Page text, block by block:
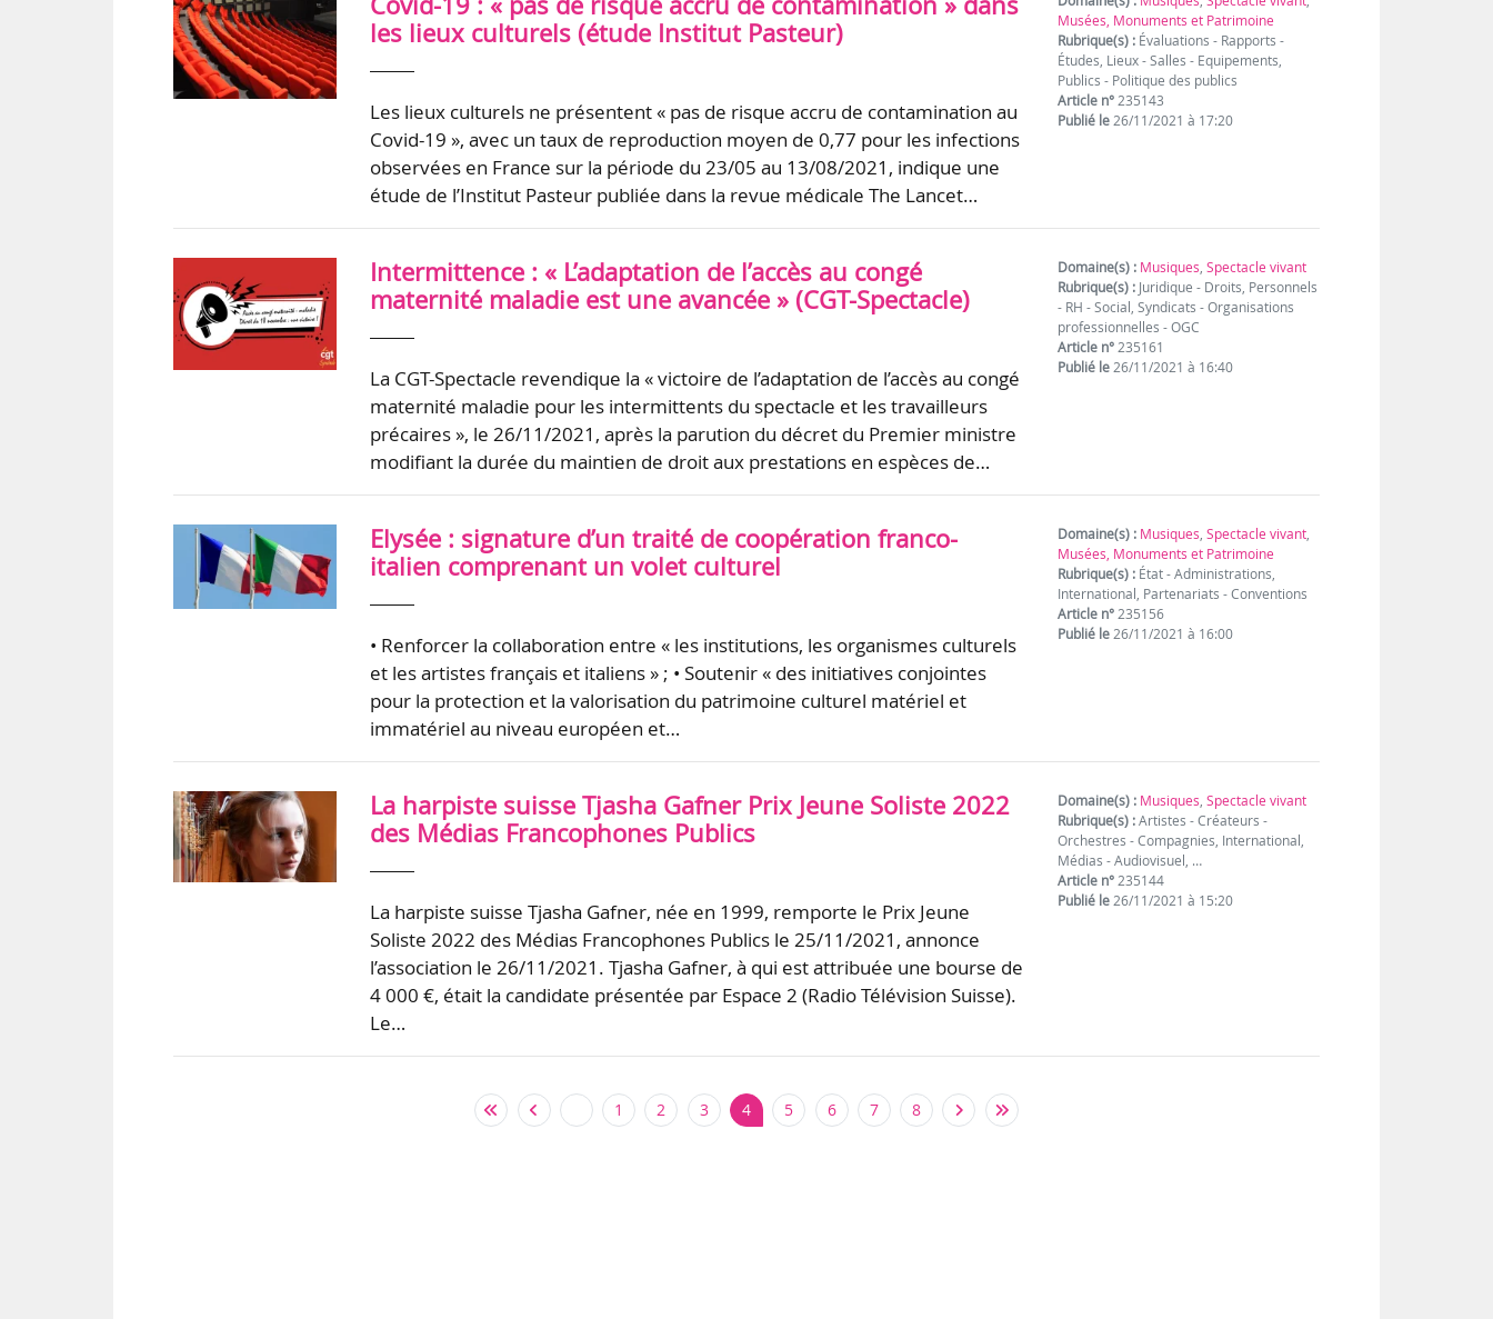
les lieux culturels (étude Institut Pasteur)
Les lieux culturels ne présentent « pas de risque accru de contamination au
Covid-19 », avec un taux de reproduction moyen de 0,77 pour les infections
observées en France sur la période du 23/05 au 13/08/2021, indique une
étude de l’Institut Pasteur publiée dans la revue médicale The Lancet…
Musées, Monuments et Patrimoine
Rubrique(s) : Évaluations - Rapports -
Études, Lieux - Salles - Equipements,
Publics - Politique des publics
Article n°235143
Publié le26/11/2021 à 17:20
Intermittence : « L’adaptation de l’accès au congé
maternité maladie est une avancée » (CGT-Spectacle)
La CGT-Spectacle revendique la « victoire de l’adaptation de l’accès au congé
maternité maladie pour les intermittents du spectacle et les travailleurs
précaires », le 26/11/2021, après la parution du décret du Premier ministre
modifiant la durée du maintien de droit aux prestations en espèces de…
Domaine(s) : Musiques,Spectacle vivant
Rubrique(s) : Juridique - Droits, Personnels
- RH - Social, Syndicats - Organisations
professionnelles - OGC
Article n°235161
Publié le26/11/2021 à 16:40
Elysée : signature d’un traité de coopération franco-
italien comprenant un volet culturel
• Renforcer la collaboration entre « les institutions, les organismes culturels
et les artistes français et italiens » ; • Soutenir « des initiatives conjointes
pour la protection et la valorisation du patrimoine culturel matériel et
immatériel au niveau européen et…
Domaine(s) : Musiques,Spectacle vivant,
Musées, Monuments et Patrimoine
Rubrique(s) : État - Administrations,
International, Partenariats - Conventions
Article n°235156
Publié le26/11/2021 à 16:00
La harpiste suisse Tjasha Gafner Prix Jeune Soliste 2022
des Médias Francophones Publics
La harpiste suisse Tjasha Gafner, née en 1999, remporte le Prix Jeune
Soliste 2022 des Médias Francophones Publics le 25/11/2021, annonce
l’association le 26/11/2021. Tjasha Gafner, à qui est attribuée une bourse de
4 000 €, était la candidate présentée par Espace 2 (Radio Télévision Suisse).
Le…
Domaine(s) : Musiques,Spectacle vivant
Rubrique(s) :Artistes - Créateurs -
Orchestres - Compagnies, International,
Médias - Audiovisuel, …
Article n°235144
Publié le26/11/2021 à 15:20
1 2 3 4 5 6 7 8